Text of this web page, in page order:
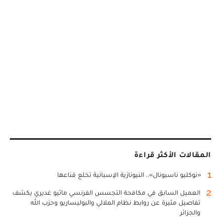
المقالات الأكثر قراءة
1 «نوكليو ناسيونال».. النيونازية الإسبانية تخلع قناعها
2
العميل السابق في مكافحة التجسس الفرنسي ماثيو غديري يكشف
تفاصيل مثيرة عن روابط نظام الملالي والبوليساريو وحزب الله
والجزائر